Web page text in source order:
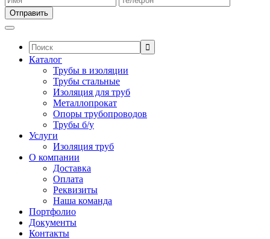
Поиск:
Каталог
Трубы в изоляции
Трубы стальные
Изоляция для труб
Металлопрокат
Опоры трубопроводов
Трубы б/у
Услуги
Изоляция труб
О компании
Доставка
Оплата
Реквизиты
Наша команда
Портфолио
Документы
Контакты